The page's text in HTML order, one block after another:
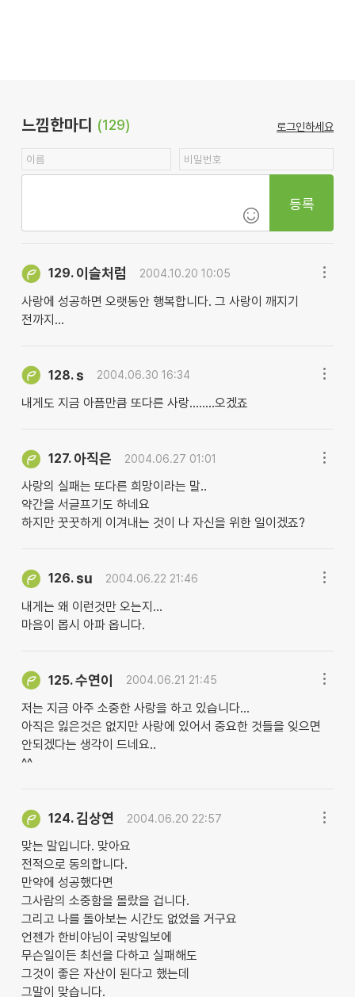
느낌한마디 (129) 로그인하세요
등록
129. 이슬처럼 2004.10.20 10:05
사랑에 성공하면 오랫동안 행복합니다. 그 사랑이 깨지기
전까지...
128. s 2004.06.30 16:34
내게도 지금 아픔만큼 또다른 사랑........오겠죠
127. 아직은 2004.06.27 01:01
사랑의 실패는 또다른 희망이라는 말..
약간을 서글프기도 하네요
하지만 꿋꿋하게 이겨내는 것이 나 자신을 위한 일이겠죠?
126. su 2004.06.22 21:46
내게는 왜 이런것만 오는지...
마음이 몹시 아파 옵니다.
125.수연이 2004.06.21 21:45
저는 지금 아주 소중한 사랑을 하고 있습니다...
아직은 잃은것은 없지만 사랑에 있어서 중요한 것들을 잊으면
안되겠다는 생각이 드네요..
^^
124.김상연 2004.06.20 22:57
맞는 말입니다. 맞아요
전적으로 동의합니다.
만약에 성공했다면
그사람의 소중함을 몰랐을 겁니다.
그리고 나를 돌아보는 시간도 없었을 거구요
언젠가 한비야님이 국방일보에
무슨일이든 최선을 다하고 실패해도
그것이 좋은 자산이 된다고 했는데
그말이 맞습니다.